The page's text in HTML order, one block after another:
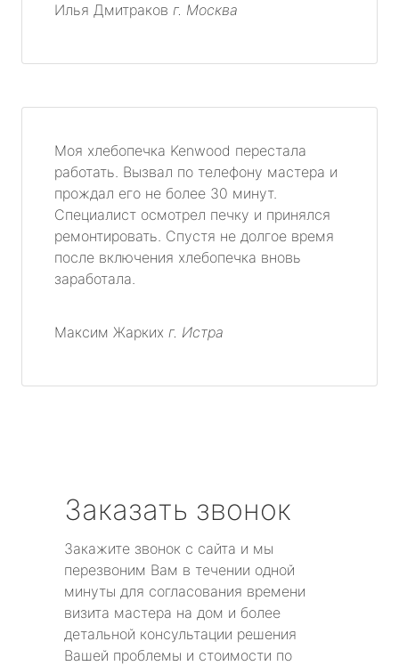
Илья Дмитраков г. Москва
Моя хлебопечка Kenwood перестала
работать. Вызвал по телефону мастера и
прождал его не более 30 минут.
Специалист осмотрел печку и принялся
ремонтировать. Спустя не долгое время
после включения хлебопечка вновь
заработала.
Максим Жарких г. Истра
Заказать звонок
Закажите звонок с сайта и мы
перезвоним Вам в течении одной
минуты для согласования времени
визита мастера на дом и более
детальной консультации решения
Вашей проблемы и стоимости по